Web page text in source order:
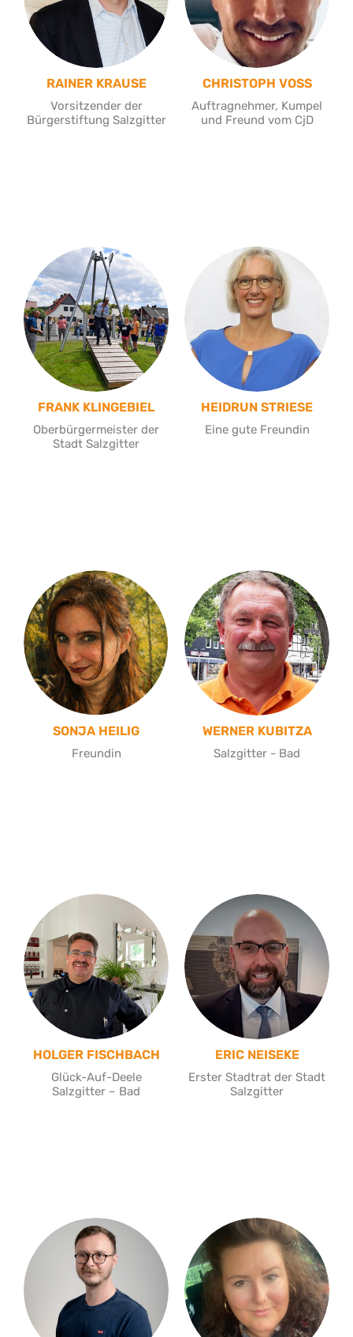
RAINER KRAUSE
Vorsitzender der
Bürgerstiftung Salzgitter
CHRISTOPH VOSS
Auftragnehmer, Kumpel
und Freund vom CjD
FRANK KLINGEBIEL
Oberbürgermeister der
Stadt Salzgitter
HEIDRUN STRIESE
Eine gute Freundin
SONJA HEILIG
Freundin
WERNER KUBITZA
Salzgitter - Bad
HOLGER FISCHBACH
Glück-Auf-Deele
Salzgitter – Bad
ERIC NEISEKE
Erster Stadtrat der Stadt
Salzgitter